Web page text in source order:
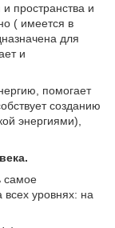
пространства и
( имеется в
для
и
помогает
созданию
энергиями),
самое
всех уровнях: на